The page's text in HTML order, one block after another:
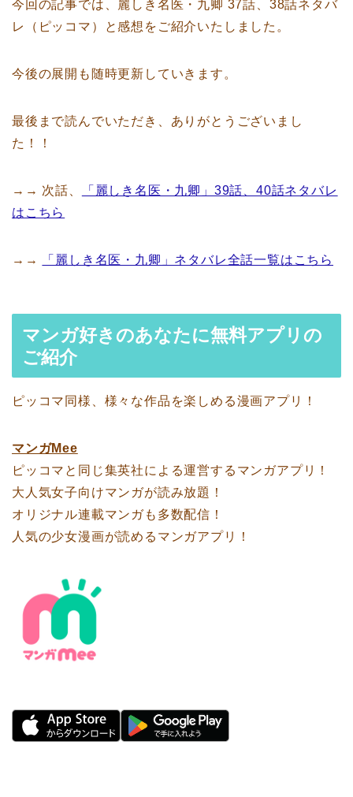
今回の記事では、麗しき名医・九卿 37話、38話ネタバ
レ（ピッコマ）と感想をご紹介いたしました。
今後の展開も随時更新していきます。
最後まで読んでいただき、ありがとうございまし
た！！
→→ 次話、
「麗しき名医・九卿」39話、40話ネタバレ
はこちら
→→ 「麗しき名医・九卿」ネタバレ全話一覧はこちら
マンガ好きのあなたに無料アプリの
ご紹介
ピッコマ同様、様々な作品を楽しめる漫画アプリ！
マンガMee
ピッコマと同じ集英社による運営するマンガアプリ！
大人気女子向けマンガが読み放題！
オリジナル連載マンガも多数配信！
人気の少女漫画が読めるマンガアプリ！